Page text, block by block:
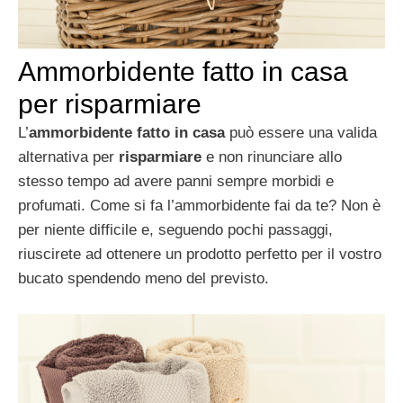
Ammorbidente fatto in casa
per risparmiare
L’ammorbidente fatto in casapuò essere una valida
alternativa per risparmiare e non rinunciare allo
stesso tempo ad avere panni sempre morbidi e
profumati. Come si fa l’ammorbidente fai da te? Non è
per niente difficile e, seguendo pochi passaggi,
riuscirete ad ottenere un prodotto perfetto per il vostro
bucato spendendo meno del previsto.